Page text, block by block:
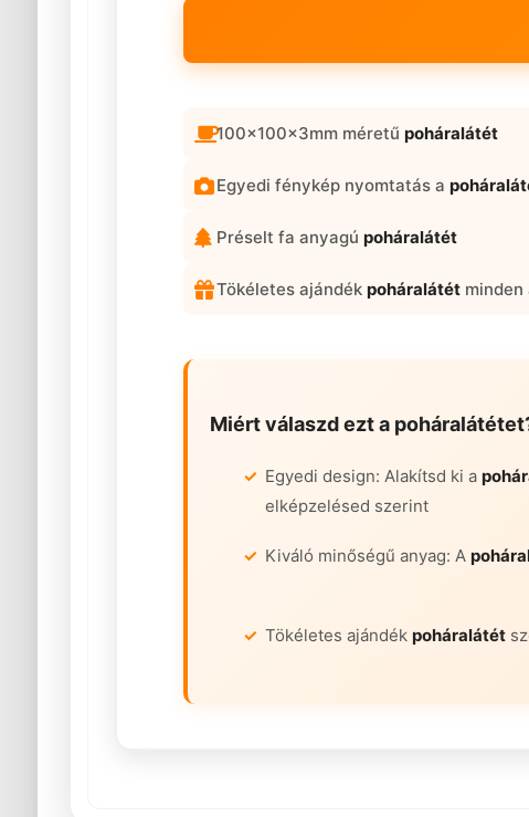
100x100x3mm méretű poháralátét
Egyedi fénykép nyomtatás a
Préselt fa anyagú poháralátét
Tökéletes ajándék poháralátétminden
Miért válaszd ezt a poháralátétet
Egyedi design: Alakítsd ki a
elképzelésed szerint
Kiváló minőségű anyag: A
Tökéletes ajándék poháralátét